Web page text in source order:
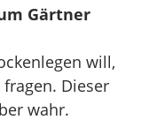
Gärtner
will,
Dieser
wahr.